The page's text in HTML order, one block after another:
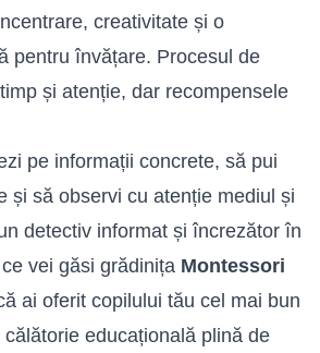
creativitate și o
pentru învățare. Procesul de
și atenție, dar recompensele
pe informații concrete, să pui
și să observi cu atenție mediul și
detectiv informat și încrezător în
vei găsi grădinița Montessori
ai oferit copilului tău cel mai bun
educațională plină de